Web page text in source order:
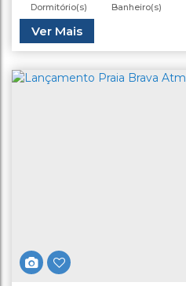
Dormitório(s) Banheiro(s)
2
Vaga(s)
Ver Mais